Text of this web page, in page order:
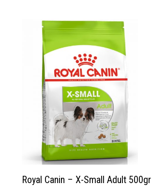
Royal Canin – X-Small Adult 500gr